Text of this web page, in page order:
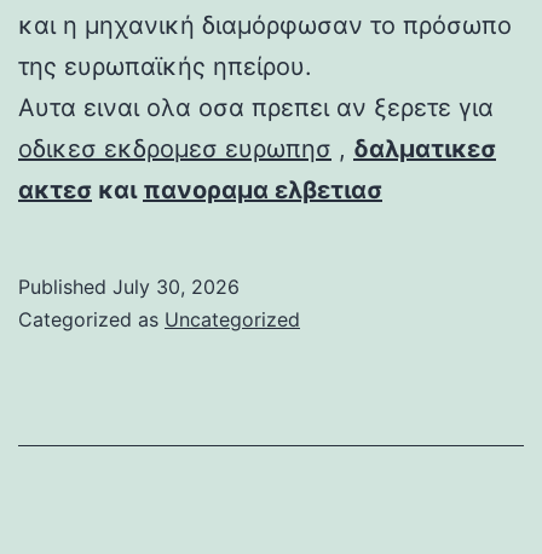
και η μηχανική διαμόρφωσαν το πρόσωπο
της ευρωπαϊκής ηπείρου.
Αυτα ειναι ολα οσα πρεπει αν ξερετε για
οδικεσ εκδρομεσ ευρωπησ , δαλματικεσ
ακτεσ και πανοραμα ελβετιασ
Published July 30, 2026
Categorized as Uncategorized